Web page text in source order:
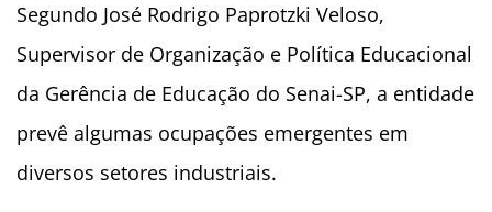
Segundo José Rodrigo Paprotzki Veloso,
Supervisor de Organização e Política Educacional
da Gerência de Educação do Senai-SP, a entidade
prevê algumas ocupações emergentes em
diversos setores industriais.